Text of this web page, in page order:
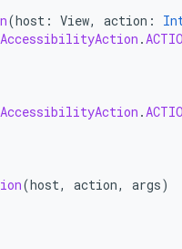
(host : View, action :
AccessibilityAction .
AccessibilityAction .
(host, action, args)